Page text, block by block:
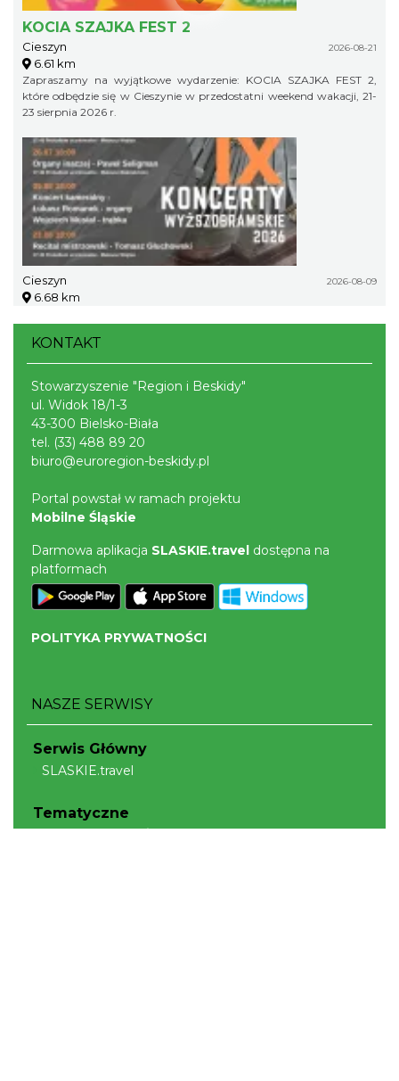
KOCIA SZAJKA FEST 2
Cieszyn 2026-08-21
6.61 km
Zapraszamy na wyjątkowe wydarzenie: KOCIA SZAJKA FEST 2,
które odbędzie się w Cieszynie w przedostatni weekend wakacji, 21-
23 sierpnia 2026 r.
Cieszyn 2026-08-09
6.68 km
KONTAKT
Stowarzyszenie "Region i Beskidy"
ul. Widok 18/1-3
43-300 Bielsko-Biała
tel. (33) 488 89 20
biuro@euroregion-beskidy.pl
Portal powstał w ramach projektu
Mobilne Śląskie
Darmowa aplikacja SLASKIE.travel dostępna na
platformach
POLITYKA PRYWATNOŚCI
NASZE SERWISY
Serwis Główny
SLASKIE.travel
Tematyczne